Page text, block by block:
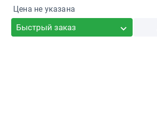
Цена не указана
Быстрый заказ